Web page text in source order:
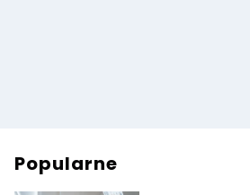
Popularne